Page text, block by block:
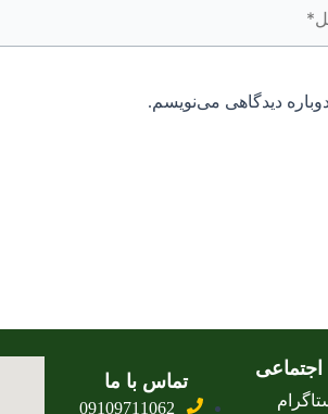
دیدگاهی می‌نویسم.
تماس با ما
09109711062